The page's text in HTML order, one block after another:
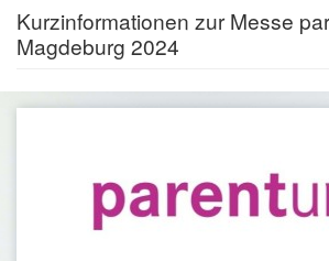
Kurzinformationen zur Messe
Magdeburg 2024